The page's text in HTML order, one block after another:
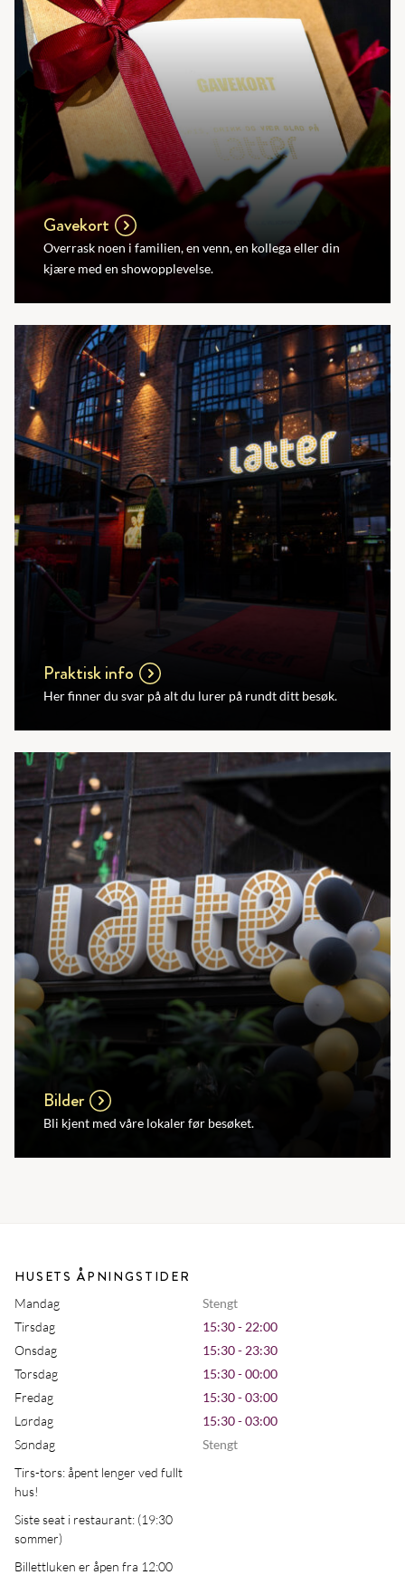
Gavekort
Overrask noen i familien, en venn, en kollega eller din
kjære med en showopplevelse.
Praktisk info
Her finner du svar på alt du lurer på rundt ditt besøk.
Bilder
Bli kjent med våre lokaler før besøket.
HUSETS ÅPNINGSTIDER
Mandag
Stengt
Tirsdag
15:30 - 22:00
Onsdag
15:30 - 23:30
Torsdag
15:30 - 00:00
Fredag
15:30 - 03:00
Lørdag
15:30 - 03:00
Søndag
Stengt
Tirs-tors: åpent lenger ved fullt
hus!
Siste seat i restaurant: (19:30
sommer)
Billettluken er åpen fra 12:00